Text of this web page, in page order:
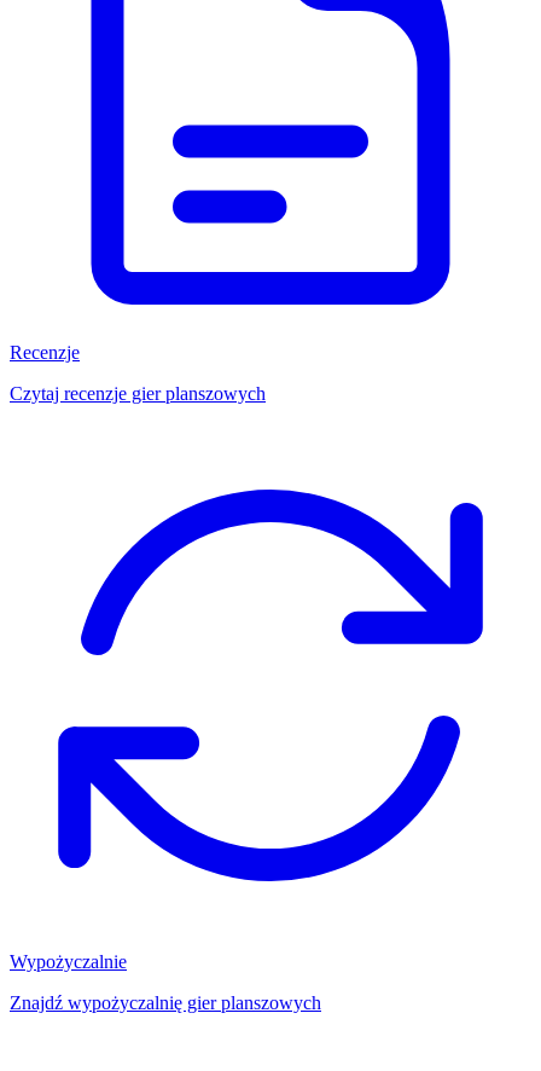
Recenzje
Czytaj recenzje gier planszowych
Wypożyczalnie
Znajdź wypożyczalnię gier planszowych